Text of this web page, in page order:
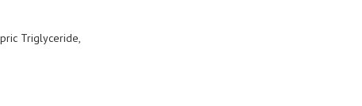
Triglyceride,